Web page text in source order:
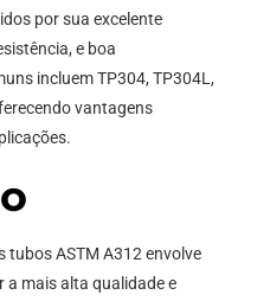
por sua excelente
e boa
incluem TP304, TP304L,
vantagens
tubos ASTM A312 envolve
mais alta qualidade e